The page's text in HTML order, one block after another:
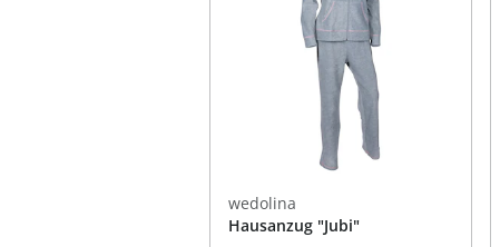
wedolina
Hausanzug "Jubi"